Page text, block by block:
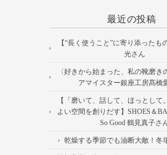
最近の投稿
【“長く使うこと”に寄り添ったも
光さん
〈好きから始まった、私の靴磨き
アマイスター銀座工房髙橋
【「磨いて、話して、ほっとして
よい空間を創りだす】SHOES＆
So Good 鶴見真子さ
乾燥する季節でも油断大敵！冬